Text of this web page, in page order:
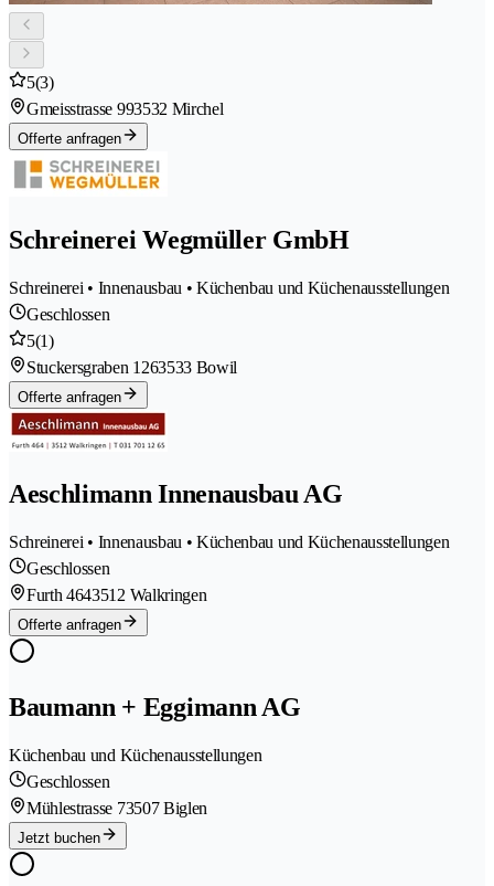
5(3)
Gmeisstrasse 993532 Mirchel
Offerte anfragen
Schreinerei Wegmüller GmbH
Schreinerei • Innenausbau • Küchenbau und Küchenausstellungen
Geschlossen
5(1)
Stuckersgraben 1263533 Bowil
Offerte anfragen
Aeschlimann Innenausbau AG
Schreinerei • Innenausbau • Küchenbau und Küchenausstellungen
Geschlossen
Furth 4643512 Walkringen
Offerte anfragen
Baumann + Eggimann AG
Küchenbau und Küchenausstellungen
Geschlossen
Mühlestrasse 73507 Biglen
Jetzt buchen